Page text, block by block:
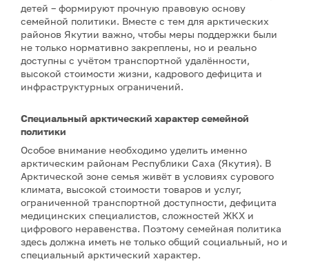
детей – формируют прочную правовую основу
семейной политики. Вместе с тем для арктических
районов Якутии важно, чтобы меры поддержки были
не только нормативно закреплены, но и реально
доступны с учётом транспортной удалённости,
высокой стоимости жизни, кадрового дефицита и
инфраструктурных ограничений.
Специальный арктический характер семейной
политики
Особое внимание необходимо уделить именно
арктическим районам Республики Саха (Якутия). В
Арктической зоне семья живёт в условиях сурового
климата, высокой стоимости товаров и услуг,
ограниченной транспортной доступности, дефицита
медицинских специалистов, сложностей ЖКХ и
цифрового неравенства. Поэтому семейная политика
здесь должна иметь не только общий социальный, но и
специальный арктический характер.